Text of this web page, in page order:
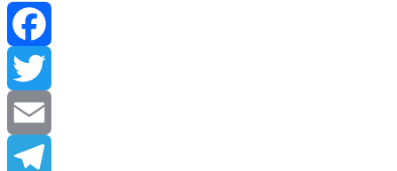
Facebook
Twitter
Email